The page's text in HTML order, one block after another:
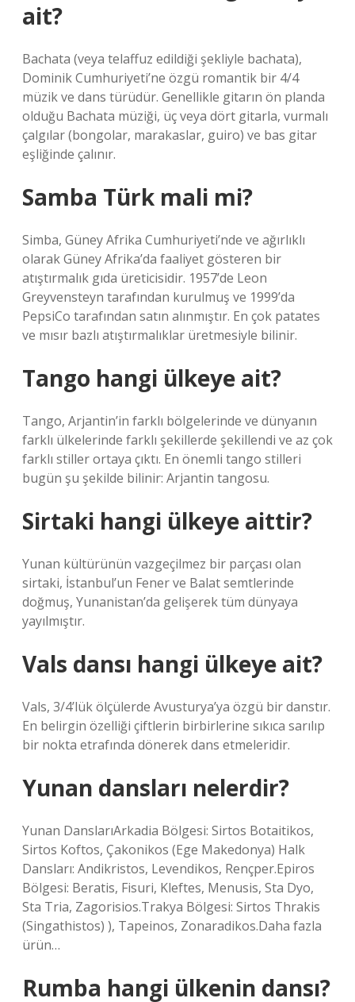
ait?
Bachata (veya telaffuz edildiği şekliyle bachata),
Dominik Cumhuriyeti’ne özgü romantik bir 4/4
müzik ve dans türüdür. Genellikle gitarın ön planda
olduğu Bachata müziği, üç veya dört gitarla, vurmalı
çalgılar (bongolar, marakaslar, guiro) ve bas gitar
eşliğinde çalınır.
Samba Türk mali mi?
Simba, Güney Afrika Cumhuriyeti’nde ve ağırlıklı
olarak Güney Afrika’da faaliyet gösteren bir
atıştırmalık gıda üreticisidir. 1957’de Leon
Greyvensteyn tarafından kurulmuş ve 1999’da
PepsiCo tarafından satın alınmıştır. En çok patates
ve mısır bazlı atıştırmalıklar üretmesiyle bilinir.
Tango hangi ülkeye ait?
Tango, Arjantin’in farklı bölgelerinde ve dünyanın
farklı ülkelerinde farklı şekillerde şekillendi ve az çok
farklı stiller ortaya çıktı. En önemli tango stilleri
bugün şu şekilde bilinir: Arjantin tangosu.
Sirtaki hangi ülkeye aittir?
Yunan kültürünün vazgeçilmez bir parçası olan
sirtaki, İstanbul’un Fener ve Balat semtlerinde
doğmuş, Yunanistan’da gelişerek tüm dünyaya
yayılmıştır.
Vals dansı hangi ülkeye ait?
Vals, 3/4’lük ölçülerde Avusturya’ya özgü bir danstır.
En belirgin özelliği çiftlerin birbirlerine sıkıca sarılıp
bir nokta etrafında dönerek dans etmeleridir.
Yunan dansları nelerdir?
Yunan DanslarıArkadia Bölgesi: Sirtos Botaitikos,
Sirtos Koftos, Çakonikos (Ege Makedonya) Halk
Dansları: Andikristos, Levendikos, Rençper.Epiros
Bölgesi: Beratis, Fisuri, Kleftes, Menusis, Sta Dyo,
Sta Tria, Zagorisios.Trakya Bölgesi: Sirtos Thrakis
(Singathistos) ), Tapeinos, Zonaradikos.Daha fazla
ürün…
Rumba hangi ülkenin dansı?